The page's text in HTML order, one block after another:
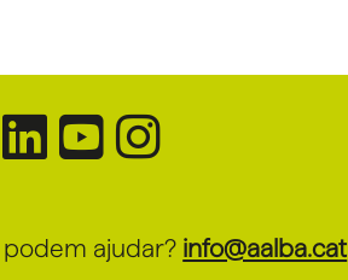
ajudar? info@aalba.cat